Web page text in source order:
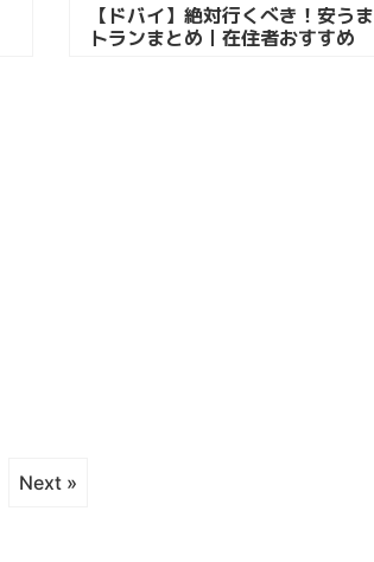
【ドバイ】絶対行くべき！安う
トランまとめ｜在住者おすすめ
Next »